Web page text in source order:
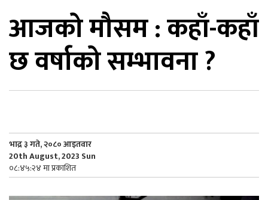
आजको मौसम : कहाँ-कहाँ
छ वर्षाको सम्भावना ?
भाद्र ३ गते, २०८० आइतवार
20th August, 2023 Sun
०८:४५:२४ मा प्रकाशित